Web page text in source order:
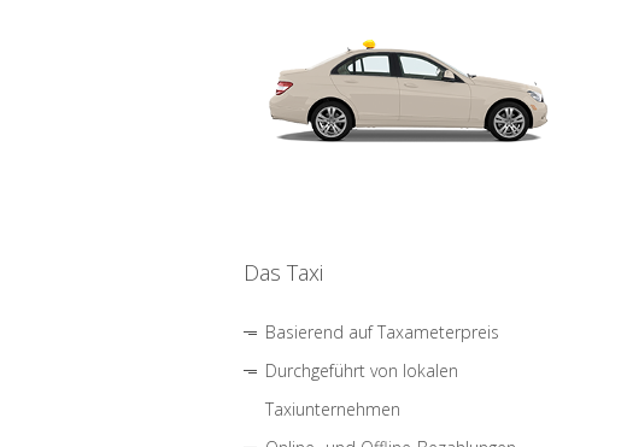
Das Taxi
Basierend auf Taxameterpreis
Durchgeführt von lokalen
Taxiunternehmen